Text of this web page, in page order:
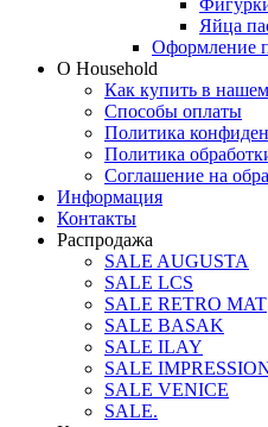
Яйца
Оформление
О Household
Как купить в
Способы оплаты
Политика
Политика
Соглашение на
Информация
Контакты
Распродажа
SALE AUGUSTA
SALE LCS
SALE RETRO MAT
SALE BASAK
SALE ILAY
SALE
SALE VENICE
SALE.